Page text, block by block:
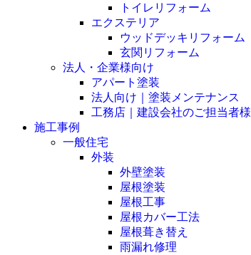
トイレリフォーム
エクステリア
ウッドデッキリフォーム
玄関リフォーム
法人・企業様向け
アパート塗装
法人向け｜塗装メンテナンス
工務店｜建設会社のご担当者様
施工事例
一般住宅
外装
外壁塗装
屋根塗装
屋根工事
屋根カバー工法
屋根葺き替え
雨漏れ修理